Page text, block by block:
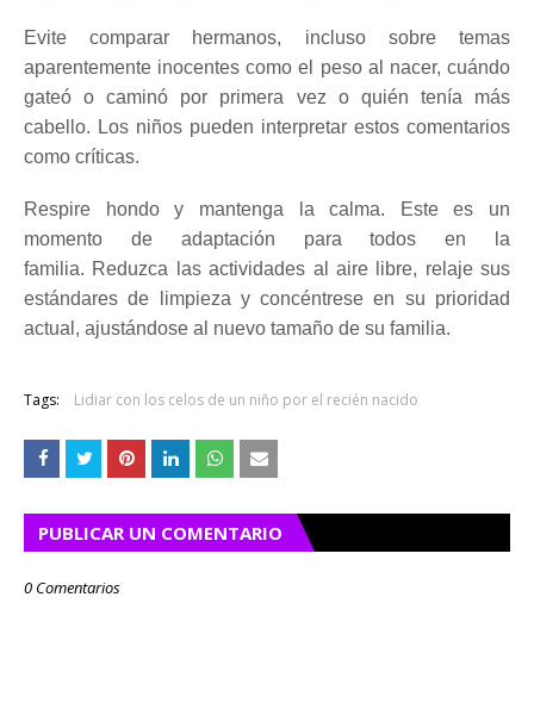
Evite comparar hermanos, incluso sobre temas
aparentemente inocentes como el peso al nacer, cuándo
gateó o caminó por primera vez o quién tenía más
cabello. Los niños pueden interpretar estos comentarios
como críticas.
Respire hondo y mantenga la calma.
Este es un
momento de adaptación para todos en la
familia. Reduzca las actividades al aire libre, relaje sus
estándares de limpieza y concéntrese en su prioridad
actual, ajustándose al nuevo tamaño de su familia.
Tags: Lidiar con los celos de un niño por el recién nacido
PUBLICAR UN COMENTARIO
0 Comentarios